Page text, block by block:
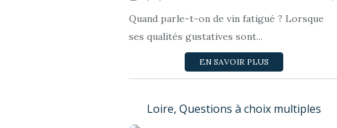
Quand parle-t-on de vin fatigué ? Lorsque
ses qualités gustatives sont...
EN SAVOIR PLUS
Loire, Questions à choix multiples